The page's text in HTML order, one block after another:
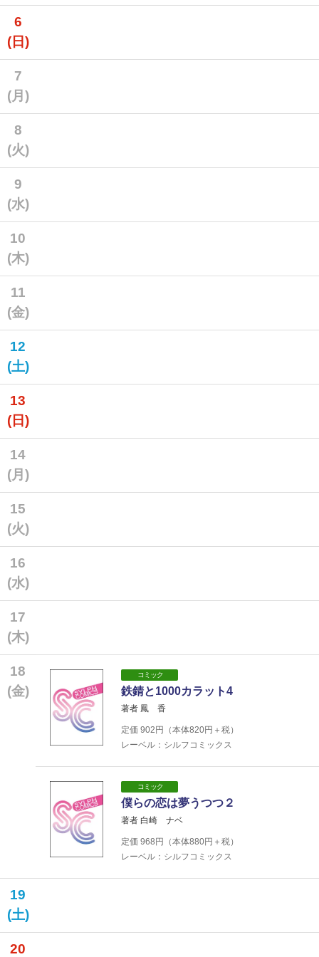
6
(日)
7
(月)
8
(火)
9
(水)
10
(木)
11
(金)
12
(土)
13
(日)
14
(月)
15
(火)
16
(水)
17
(木)
18
(金)
コミック
鉄錆と1000カラット4
著者 鳳 香
定価 902 円（本体820円＋税）
レーベル：シルフコミックス
コミック
僕らの恋は夢うつつ２
著者 白崎 ナベ
定価 968 円（本体880円＋税）
レーベル：シルフコミックス
19
(土)
20